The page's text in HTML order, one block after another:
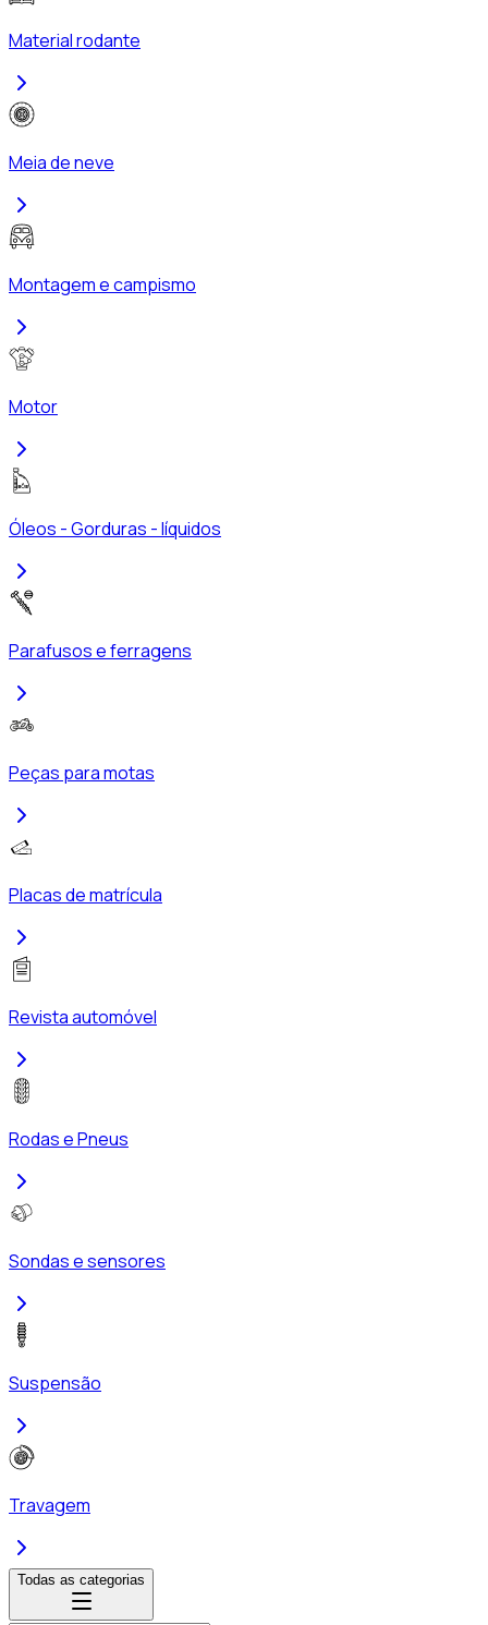
Material rodante
Meia de neve
Montagem e campismo
Motor
Óleos - Gorduras - líquidos
Parafusos e ferragens
Peças para motas
Placas de matrícula
Revista automóvel
Rodas e Pneus
Sondas e sensores
Suspensão
Travagem
Todas as categorias